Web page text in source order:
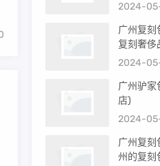
2024-
广州复刻
复刻奢侈
2024-
广州驴家
店)
2024-
广州复刻
州的复刻